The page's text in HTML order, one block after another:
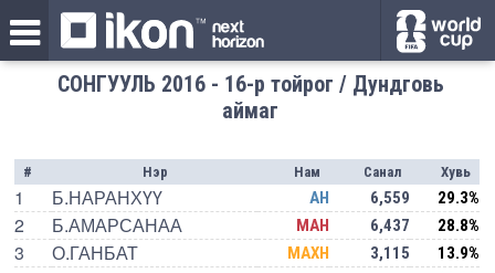
СОНГУУЛЬ 2016 - 16-р тойрог / Дундговь
аймаг
# Нэр Нам Санал Хувь
1 Б.НАРАНХҮҮ АН 6,559 29.3%
2 Б.АМАРСАНАА МАН 6,437 28.8%
3 О.ГАНБАТ МАХН 3,115 13.9%